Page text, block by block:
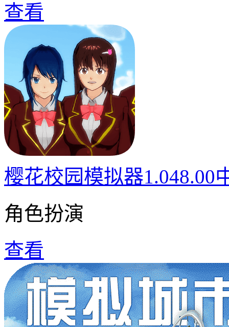
查看
樱花校园模拟器1.048.00
角色扮演
查看